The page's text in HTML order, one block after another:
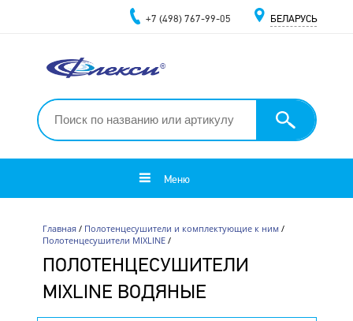
+7 (498) 767-99-05 БЕЛАРУСЬ
Меню
Главная/ Полотенцесушители и комплектующие к ним/
Полотенцесушители MIXLINE/
ПОЛОТЕНЦЕСУШИТЕЛИ
MIXLINE ВОДЯНЫЕ